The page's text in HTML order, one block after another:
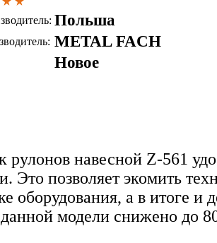
Польша
METAL FACH
Новое
рулонов навесной Z-561
Это позволяет экомить
оборудования, а в итоге и
модели снижено до